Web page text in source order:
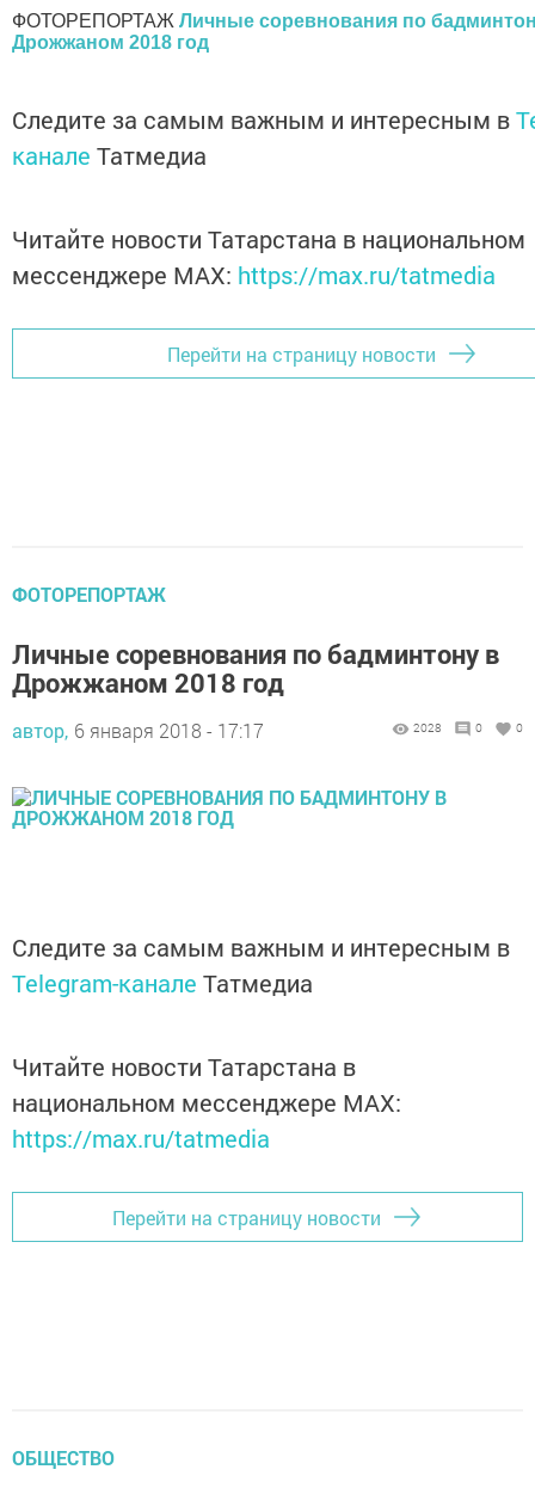
ФОТОРЕПОРТАЖ Личные соревнования по
Дрожжаном 2018 год
Следите за самым важным и интересным в
канале Татмедиа
Читайте новости Татарстана в национальном
мессенджере MАХ: https://max.ru/tatmedia
Перейти на страницу новости
ФОТОРЕПОРТАЖ
Личные соревнования по бадминтону в
Дрожжаном 2018 год
автор, 6 января 2018 - 17:17 2028 0 0
Следите за самым важным и интересным в
Telegram-канале Татмедиа
Читайте новости Татарстана в
национальном мессенджере MАХ:
https://max.ru/tatmedia
Перейти на страницу новости
ОБЩЕСТВО